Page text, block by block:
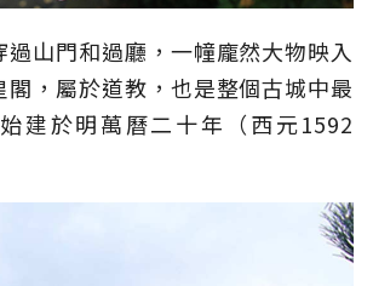
過山門和過廳，一幢龐然大物映入
閣，屬於道教，也是整個古城中最
建於明萬曆二十年（西元1592